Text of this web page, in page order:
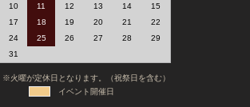
10 11 12 13 14
15
17 18 19 20 21
22
24 25 26 27 28
29
31
※火曜が定休日となります。（祝祭日を含む）
イベント開催日